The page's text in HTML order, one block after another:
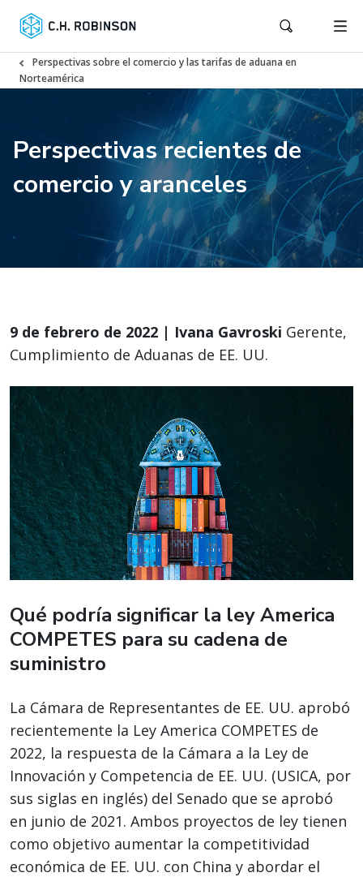
Perspectivas sobre el comercio y las tarifas de aduana en
Norteamérica
Perspectivas recientes de
comercio y aranceles
9 de febrero de 2022 | Ivana Gavroski Gerente,
Cumplimiento de Aduanas de EE. UU.
Qué podría significar la ley America
COMPETES para su cadena de
suministro
La Cámara de Representantes de EE. UU. aprobó
recientemente la Ley America COMPETES de
2022, la respuesta de la Cámara a la Ley de
Innovación y Competencia de EE. UU. (USICA, por
sus siglas en inglés) del Senado que se aprobó
en junio de 2021. Ambos proyectos de ley tienen
como objetivo aumentar la competitividad
económica de EE. UU. con China y abordar el